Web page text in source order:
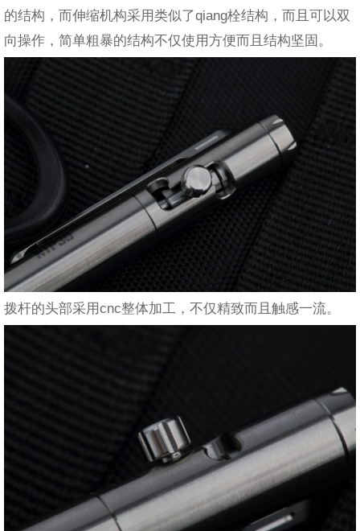
的结构，而伸缩机构采用类似了qiang栓结构，而且可以双
向操作，简单粗暴的结构不仅使用方便而且结构坚固。
拨杆的头部采用cnc整体加工，不仅精致而且触感一流。